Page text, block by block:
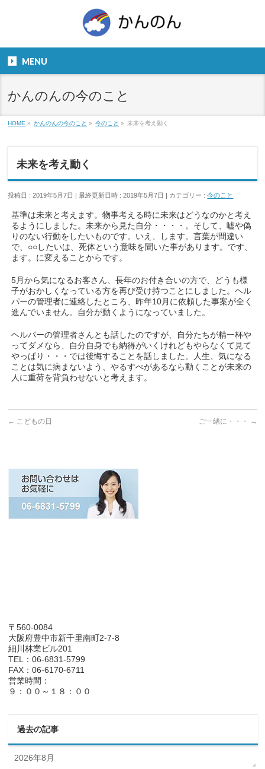
９：００～１８：００
MENU
かんのんの今のこと
HOME » かんのんの今のこと » 今のこと » 未来を考え動く
未来を考え動く
投稿日 : 2019年5月7日 最終更新日時 : 2019年5月7日 カテゴリー :今のこと
基準は未来と考えます。物事考える時に未来はどうなのかと考え
るようにしました。未来から見た自分・・・・。そして、嘘や偽
りのない行動をしたいものです。いえ、します。言葉が間違い
で、○○したいは、死体という意味を聞いた事があります。です、
ます。に変えることからです。
5月から気になるお客さん、長年のお付き合いの方で、どうも様
子がおかしくなっている方を再び受け持つことにしました。ヘル
パーの管理者に連絡したところ、昨年10月に依頼した事案が全く
進んでいません。自分が動くようになっていました。
ヘルパーの管理者さんとも話したのですが、自分たちが精一杯や
ってダメなら、自分自身でも納得がいくけれどもやらなくて見て
やっぱり・・・では後悔することを話しました。人生、気になる
ことは気に病まないよう、やるすべがあるなら動くことが未来の
人に重荷を背負わせないと考えます。
← こどもの日 ご一緒に・・・ →
〒560-0084
大阪府豊中市新千里南町2-7-8
細川林業ビル201
TEL：06-6831-5799
FAX：06-6170-6711
営業時間：
９：００～１８：００
過去の記事
2026年8月